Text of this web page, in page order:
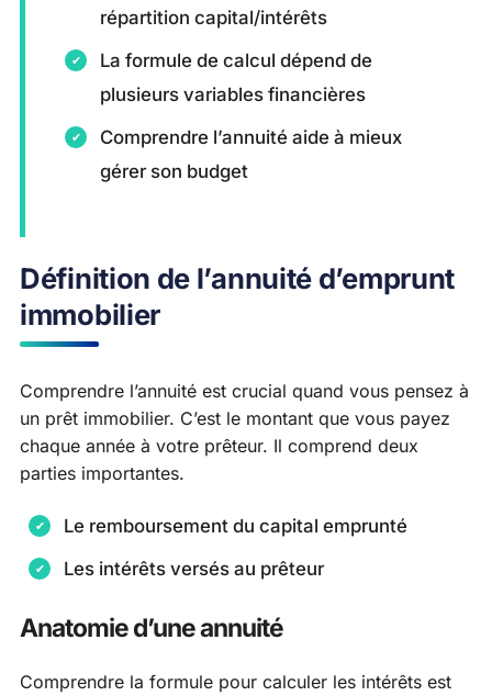
répartition capital/intérêts
La formule de calcul dépend de
plusieurs variables financières
Comprendre l’annuité aide à mieux
gérer son budget
Définition de l’annuité d’emprunt
immobilier
Comprendre l’annuité est crucial quand vous pensez à
un prêt immobilier. C’est le montant que vous payez
chaque année à votre prêteur. Il comprend deux
parties importantes.
Le remboursement du capital emprunté
Les intérêts versés au prêteur
Anatomie d’une annuité
Comprendre la formule pour calculer les intérêts est